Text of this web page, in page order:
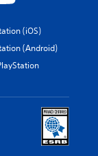
(iOS)
(Android)